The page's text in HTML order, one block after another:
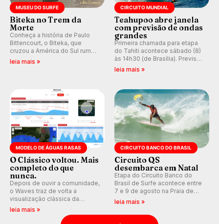
MUSEU DO SURFE
Biteka no Trem da
Morte
Conheça a história de Paulo
Bittencourt, o Biteka, que
cruzou a América do Sul rumo
ao Pacífico em uma jornada
leia mais »
CIRCUITO MUNDIAL
Teahupoo abre janela
com previsão de ondas
grandes
Primeira chamada para etapa
do Tahiti acontece sábado (8)
às 14h30 (de Brasília). Previsão
indica swell consistente.
Kelly Slater convidado.
leia mais »
MODELO DE ÁGUAS RASAS
O Clássico voltou. Mais
completo do que
nunca.
Depois de ouvir a comunidade,
o Waves traz de volta a
visualização clássica da
previsão de águas rasas,
agora integrada à nova
plataforma e com previsão das
leia mais »
CIRCUITO BANCO DO BRASIL
Circuito QS
desembarca em Natal
Etapa do Circuito Banco do
Brasil de Surfe acontece entre
7 e 9 de agosto na Praia de
Miami (RN), em disputas
(QS) 4.000 e pela corrida por
vagas no Challenger Series.
leia mais »